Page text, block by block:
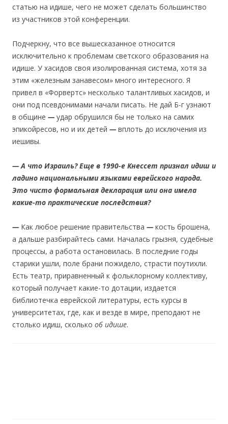
статью на идише, чего не может сделать большинство
из участников этой конференции.
Подчеркну, что все вышесказанное относится
исключительно к проблемам светского образования на
идише. У хасидов своя изолированная система, хотя за
этим «железным занавесом» много интересного. Я
привел в «Форвертс» несколько талантливых хасидов, и
они под псевдонимами начали писать. Не дай Б-г узнают
в общине — удар обрушился бы не только на самих
эпикойресов, но и их детей — вплоть до исключения из
иешивы.
— А что Израиль? Еще в 1990-е Кнессет признал идиш и
ладино национальными языками еврейского народа.
Это чисто формальная декларация или она имела
какие-то практические последствия?
— Как любое решение правительства — кость брошена,
а дальше разбирайтесь сами. Началась грызня, судебные
процессы, а работа остановилась. В последние годы
старики ушли, поле брани пожидело, страсти поутихли.
Есть театр, приравненный к фольклорному коллективу,
который получает какие-то дотации, издается
библиотечка еврейской литературы, есть курсы в
университетах, где, как и везде в мире, преподают не
столько идиш, сколько об идише.